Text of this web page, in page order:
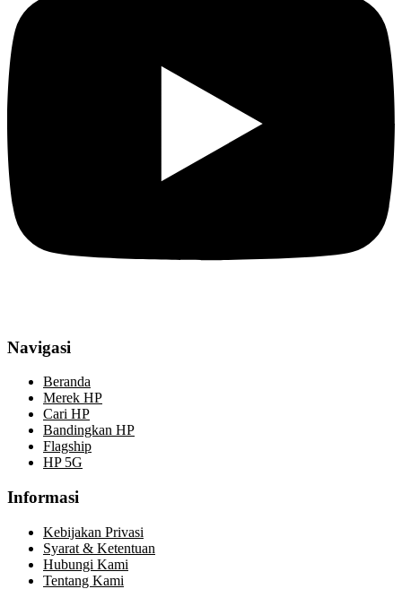
Navigasi
Beranda
Merek HP
Cari HP
Bandingkan HP
Flagship
HP 5G
Informasi
Kebijakan Privasi
Syarat & Ketentuan
Hubungi Kami
Tentang Kami